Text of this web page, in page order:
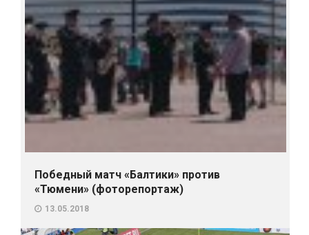
Победный матч «Балтики» против
«Тюмени» (фоторепортаж)
13.05.2018